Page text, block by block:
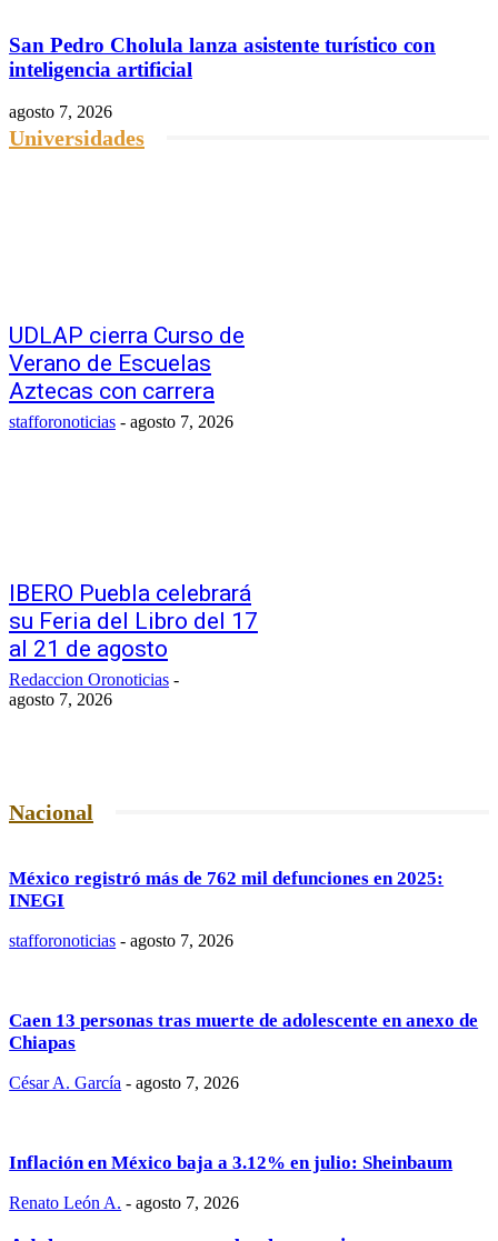
San Pedro Cholula lanza asistente turístico con
inteligencia artificial
agosto 7, 2026
Universidades
UDLAP cierra Curso de
Verano de Escuelas
Aztecas con carrera
stafforonoticias - agosto 7, 2026
IBERO Puebla celebrará
su Feria del Libro del 17
al 21 de agosto
Redaccion Oronoticias -
agosto 7, 2026
Nacional
México registró más de 762 mil defunciones en 2025:
INEGI
stafforonoticias - agosto 7, 2026
Caen 13 personas tras muerte de adolescente en anexo de
Chiapas
César A. García - agosto 7, 2026
Inflación en México baja a 3.12% en julio: Sheinbaum
Renato León A. - agosto 7, 2026